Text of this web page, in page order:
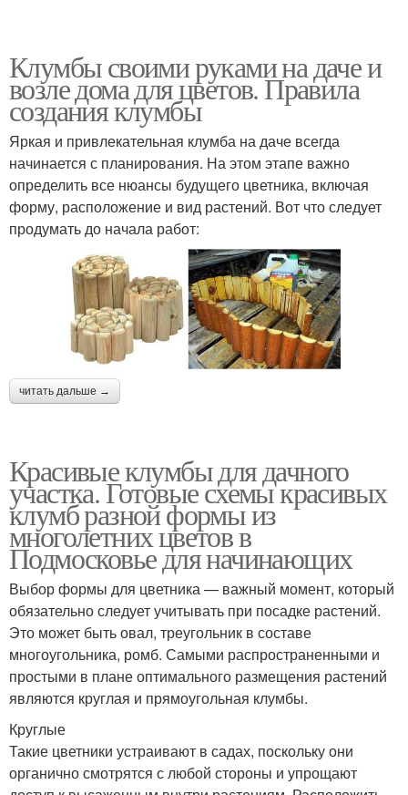
Клумбы своими руками на даче и
возле дома для цветов. Правила
создания клумбы
Яркая и привлекательная клумба на даче всегда
начинается с планирования. На этом этапе важно
определить все нюансы будущего цветника, включая
форму, расположение и вид растений. Вот что следует
продумать до начала работ:
читать дальше →
Красивые клумбы для дачного
участка. Готовые схемы красивых
клумб разной формы из
многолетних цветов в
Подмосковье для начинающих
Выбор формы для цветника — важный момент, который
обязательно следует учитывать при посадке растений.
Это может быть овал, треугольник в составе
многоугольника, ромб. Самыми распространенными и
простыми в плане оптимального размещения растений
являются круглая и прямоугольная клумбы.
Круглые
Такие цветники устраивают в садах, поскольку они
органично смотрятся с любой стороны и упрощают